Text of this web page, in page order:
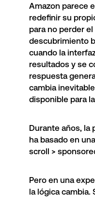
Amazon parece
redefinir su
para no perder
descubrimiento
cuando la
resultados y se
respuesta
cambia
disponible para
Durante años, la
ha basado en
scroll >
Pero en una
la lógica cambia.